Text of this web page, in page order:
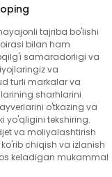
tajriba bo'lishi
bilan ham
samaradorligi va
va
turli markalar va
sharhlarini
o'tkazing va
yo'qligini tekshiring.
va moliyalashtirish
chiqish va izlanish
keladigan mukammal